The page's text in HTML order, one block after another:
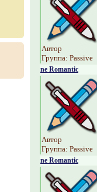
Автор
Группа: Passive
ne Romantic
Автор
Группа: Passive
ne Romantic